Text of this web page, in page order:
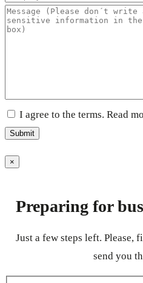
I agree to the terms. Read
×
Preparing for
Just a few steps left.
send you